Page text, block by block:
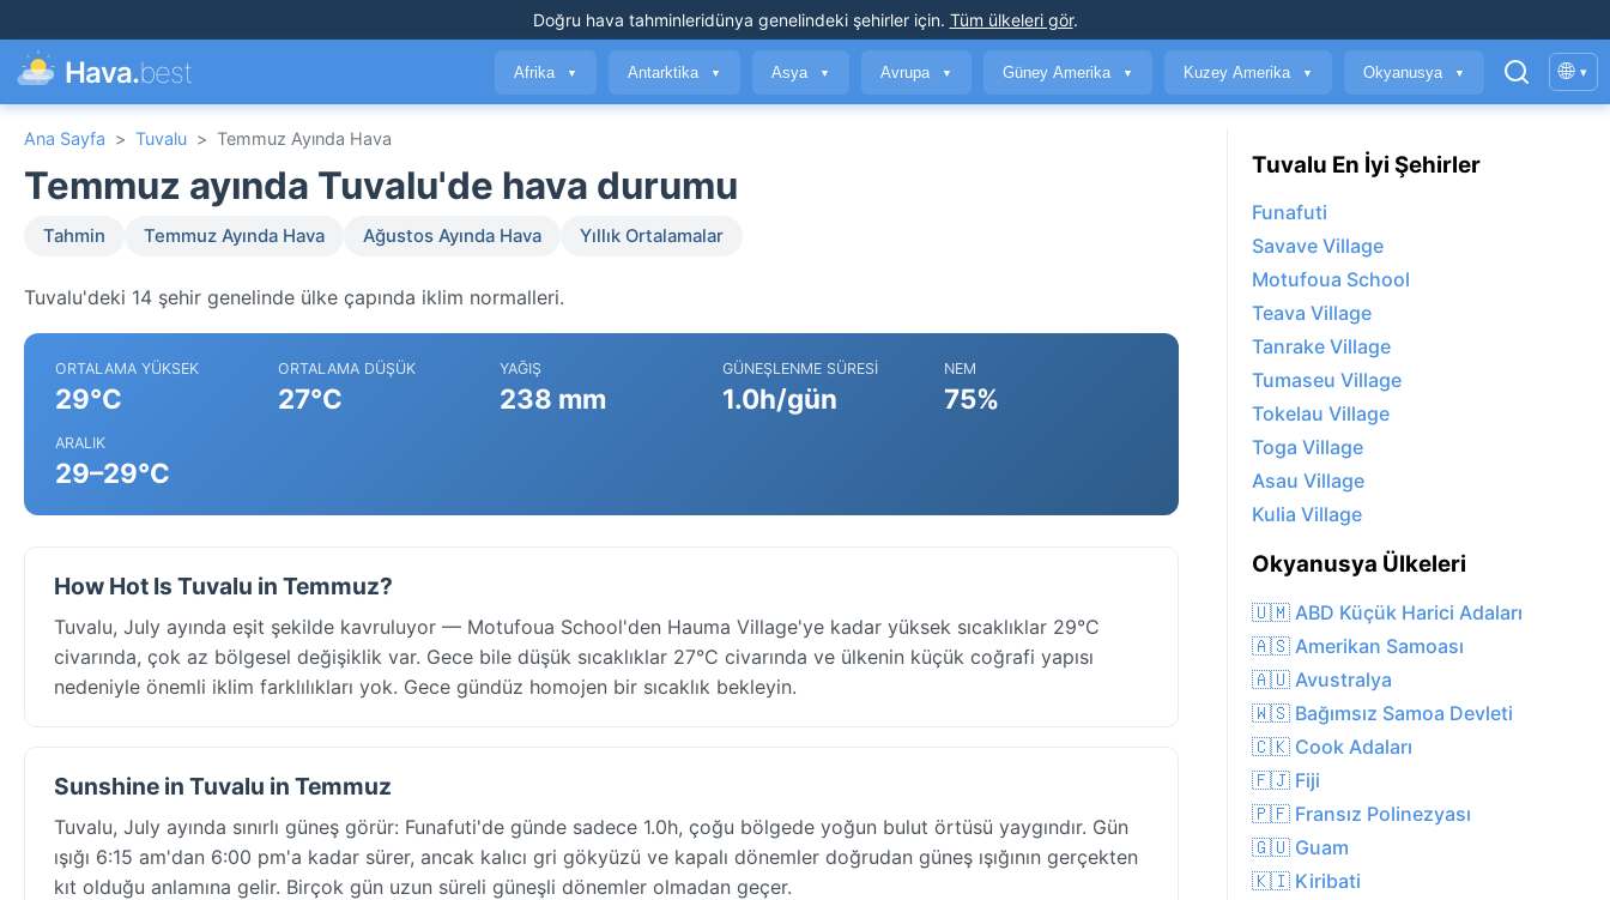
Doğru hava tahminleridünya genelindeki şehirler için. Tüm ülkeleri gör.
Hava.best Afrika ▼ Antarktika ▼ Asya ▼ Avrupa ▼ Güney Amerika ▼ Kuzey Amerika ▼ Okyanusya ▼ 🌐 ▾
Ana Sayfa > Tuvalu > Temmuz Ayında Hava
Temmuz ayında Tuvalu'de hava durumu
Tahmin Temmuz Ayında Hava Ağustos Ayında Hava Yıllık Ortalamalar
Tuvalu'deki 14 şehir genelinde ülke çapında iklim normalleri.
ORTALAMA YÜKSEK
29°C
ORTALAMA DÜŞÜK
27°C
YAĞIŞ
238 mm
GÜNEŞLENME SÜRESI
1.0h/gün
NEM
75%
ARALIK
29–29°C
How Hot Is Tuvalu in Temmuz?
Tuvalu, July ayında eşit şekilde kavruluyor — Motufoua School'den Hauma Village'ye kadar yüksek sıcaklıklar 29°C
civarında, çok az bölgesel değişiklik var. Gece bile düşük sıcaklıklar 27°C civarında ve ülkenin küçük coğrafi yapısı
nedeniyle önemli iklim farklılıkları yok. Gece gündüz homojen bir sıcaklık bekleyin.
Sunshine in Tuvalu in Temmuz
Tuvalu, July ayında sınırlı güneş görür: Funafuti'de günde sadece 1.0h, çoğu bölgede yoğun bulut örtüsü yaygındır. Gün
ışığı 6:15 am'dan 6:00 pm'a kadar sürer, ancak kalıcı gri gökyüzü ve kapalı dönemler doğrudan güneş ışığının gerçekten
kıt olduğu anlamına gelir. Birçok gün uzun süreli güneşli dönemler olmadan geçer.
Tuvalu En İyi Şehirler
Funafuti
Savave Village
Motufoua School
Teava Village
Tanrake Village
Tumaseu Village
Tokelau Village
Toga Village
Asau Village
Kulia Village
Okyanusya Ülkeleri
🇺🇲 ABD Küçük Harici Adaları
🇦🇸 Amerikan Samoası
🇦🇺 Avustralya
🇼🇸 Bağımsız Samoa Devleti
🇨🇰 Cook Adaları
🇫🇯 Fiji
🇵🇫 Fransız Polinezyası
🇬🇺 Guam
🇰🇮 Kiribati